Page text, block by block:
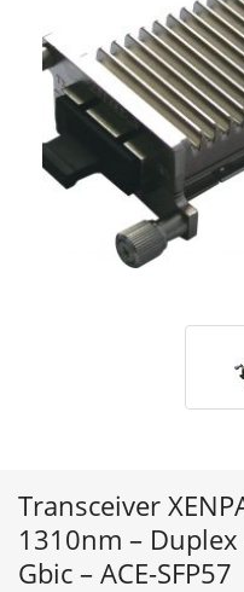
Transceiver
1310nm –
Gbic – ACE-SFP57